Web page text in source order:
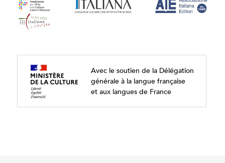
Avec le soutien de la Délégation
générale à la langue française
et aux langues de France